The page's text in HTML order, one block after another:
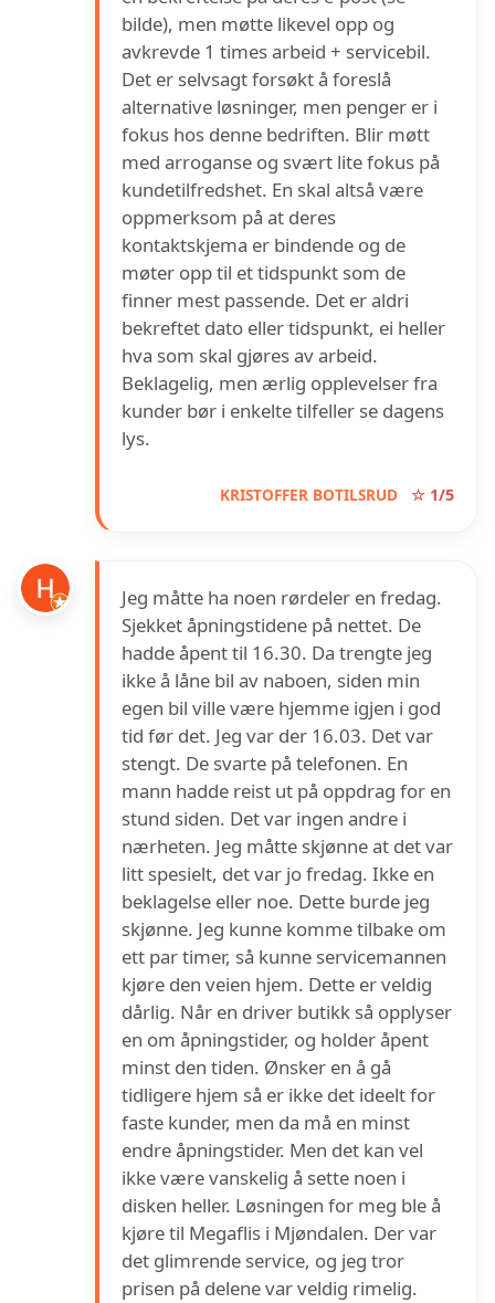
bilde), men møtte likevel opp og
avkrevde 1 times arbeid + servicebil.
Det er selvsagt forsøkt å foreslå
alternative løsninger, men penger er i
fokus hos denne bedriften. Blir møtt
med arroganse og svært lite fokus på
kundetilfredshet. En skal altså være
oppmerksom på at deres
kontaktskjema er bindende og de
møter opp til et tidspunkt som de
finner mest passende. Det er aldri
bekreftet dato eller tidspunkt, ei heller
hva som skal gjøres av arbeid.
Beklagelig, men ærlig opplevelser fra
kunder bør i enkelte tilfeller se dagens
lys.
KRISTOFFER BOTILSRUD ☆ 1/5
Jeg måtte ha noen rørdeler en fredag.
Sjekket åpningstidene på nettet. De
hadde åpent til 16.30. Da trengte jeg
ikke å låne bil av naboen, siden min
egen bil ville være hjemme igjen i god
tid før det. Jeg var der 16.03. Det var
stengt. De svarte på telefonen. En
mann hadde reist ut på oppdrag for en
stund siden. Det var ingen andre i
nærheten. Jeg måtte skjønne at det var
litt spesielt, det var jo fredag. Ikke en
beklagelse eller noe. Dette burde jeg
skjønne. Jeg kunne komme tilbake om
ett par timer, så kunne servicemannen
kjøre den veien hjem. Dette er veldig
dårlig. Når en driver butikk så opplyser
en om åpningstider, og holder åpent
minst den tiden. Ønsker en å gå
tidligere hjem så er ikke det ideelt for
faste kunder, men da må en minst
endre åpningstider. Men det kan vel
ikke være vanskelig å sette noen i
disken heller. Løsningen for meg ble å
kjøre til Megaflis i Mjøndalen. Der var
det glimrende service, og jeg tror
prisen på delene var veldig rimelig.